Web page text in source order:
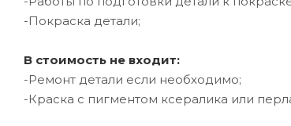
-Покраска детали;
В стоимость не входит:
-Ремонт детали если необходимо;
-Краска с пигментом ксералика или